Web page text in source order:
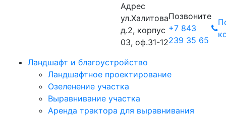
Адрес
ул.Халитова
д.2, корпус
03, оф.31-12
Позвоните
+7 843
239 35 65
Ландшафт и благоустройство
Ландшафтное проектирование
Озеленение участка
Выравнивание участка
Аренда трактора для выравнивания